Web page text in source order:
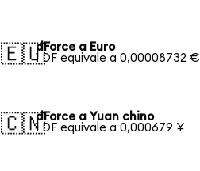
🇪🇺dForce a Euro
1 DF equivale a 0,00008732 €
🇨🇳dForce a Yuan chino
1 DF equivale a 0,000679 ¥